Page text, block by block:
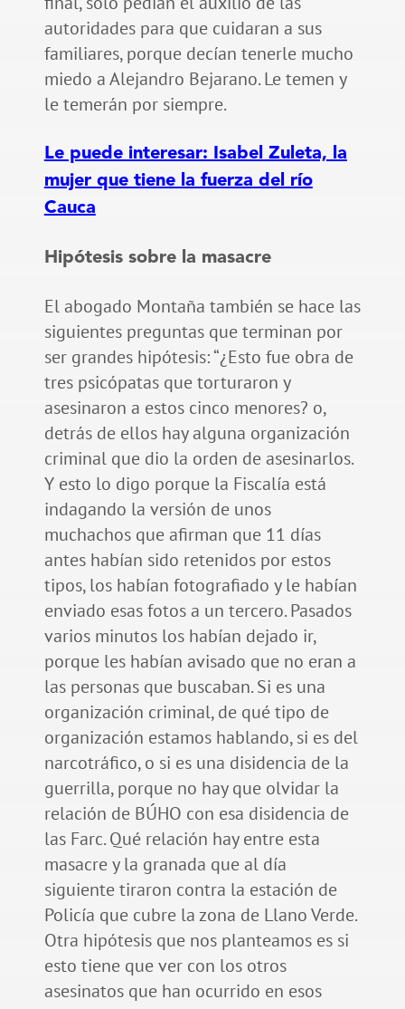
autoridades para que cuidaran a sus
familiares, porque decían tenerle mucho
miedo a Alejandro Bejarano. Le temen y
le temerán por siempre.
Le puede interesar: Isabel Zuleta, la
mujer que tiene la fuerza del río
Cauca
Hipótesis sobre la masacre
El abogado Montaña también se hace las
siguientes preguntas que terminan por
ser grandes hipótesis: “¿Esto fue obra de
tres psicópatas que torturaron y
asesinaron a estos cinco menores? o,
detrás de ellos hay alguna organización
criminal que dio la orden de asesinarlos.
Y esto lo digo porque la Fiscalía está
indagando la versión de unos
muchachos que afirman que 11 días
antes habían sido retenidos por estos
tipos, los habían fotografiado y le habían
enviado esas fotos a un tercero. Pasados
varios minutos los habían dejado ir,
porque les habían avisado que no eran a
las personas que buscaban. Si es una
organización criminal, de qué tipo de
organización estamos hablando, si es del
narcotráfico, o si es una disidencia de la
guerrilla, porque no hay que olvidar la
relación de BÚHO con esa disidencia de
las Farc. Qué relación hay entre esta
masacre y la granada que al día
siguiente tiraron contra la estación de
Policía que cubre la zona de Llano Verde.
Otra hipótesis que nos planteamos es si
esto tiene que ver con los otros
asesinatos que han ocurrido en esos